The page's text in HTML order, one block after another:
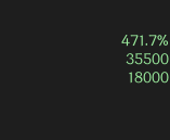
471.7%
35500
18000